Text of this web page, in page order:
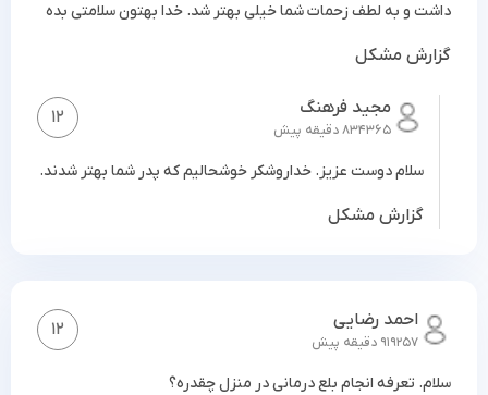
داشت و به لطف زحمات شما خیلی بهتر شد. خدا بهتون سلامتی بده
گزارش مشکل
مجید فرهنگ
834365 دقیقه پیش
12
سلام دوست عزیز. خداروشکر خوشحالیم که پدر شما بهتر شدند.
گزارش مشکل
احمد رضایی
919257 دقیقه پیش
12
سلام. تعرفه انجام بلع درمانی در منزل چقدره؟